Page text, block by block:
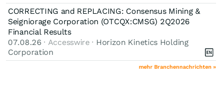
CORRECTING and REPLACING: Consensus Mining &
Seigniorage Corporation (OTCQX:CMSG) 2Q2026
Financial Results
07.08.26 · Accesswire · Horizon Kinetics Holding
Corporation
mehr Branchennachrichten »